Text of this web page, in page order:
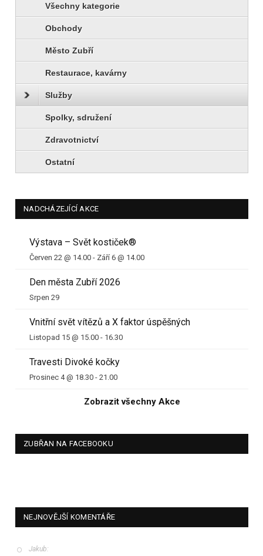
Všechny kategorie
Obchody
Město Zubří
Restaurace, kavárny
Služby
Spolky, sdružení
Zdravotnictví
Ostatní
NADCHÁZEJÍCÍ AKCE
Výstava – Svět kostiček®
Červen 22 @ 14.00 - Září 6 @ 14.00
Den města Zubří 2026
Srpen 29
Vnitřní svět vítězů a X faktor úspěšných
Listopad 15 @ 15.00 - 16.30
Travesti Divoké kočky
Prosinec 4 @ 18.30 - 21.00
Zobrazit všechny Akce
ZUBŘAN NA FACEBOOKU
NEJNOVĚJŠÍ KOMENTÁŘE
Jakub: